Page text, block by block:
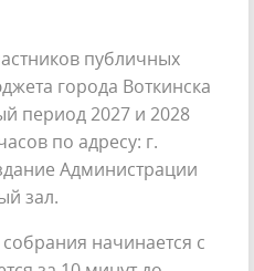
публичных
города Воткинска
период 2027 и 2028
по адресу: г.
Администрации
зал.
начинается с